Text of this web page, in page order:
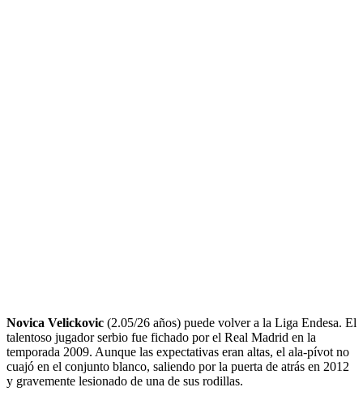
Novica Velickovic (2.05/26 años) puede volver a la Liga Endesa. El
talentoso jugador serbio fue fichado por el Real Madrid en la
temporada 2009. Aunque las expectativas eran altas, el ala-pívot no
cuajó en el conjunto blanco, saliendo por la puerta de atrás en 2012
y gravemente lesionado de una de sus rodillas.